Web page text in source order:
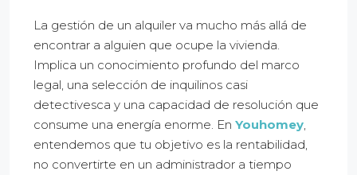
La gestión de un alquiler va mucho más allá de
encontrar a alguien que ocupe la vivienda.
Implica un conocimiento profundo del marco
legal, una selección de inquilinos casi
detectivesca y una capacidad de resolución que
consume una energía enorme. En Youhomey,
entendemos que tu objetivo es la rentabilidad,
no convertirte en un administrador a tiempo